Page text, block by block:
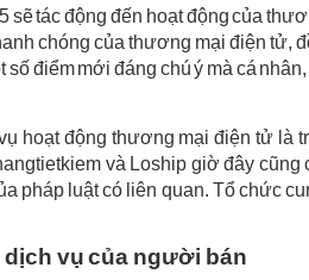
sẽ tác động đến hoạt động của
chóng của thương mại điện tử,
điểm mới đáng chú ý mà cá
hoạt động thương mại điện tử
và Loship giờ đây
pháp luật có liên quan. Tổ chức
dịch vụ của người bán